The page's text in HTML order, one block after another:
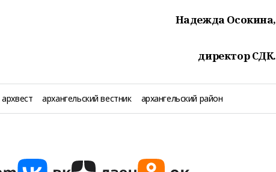
Надежда Осокина,
директор СДК.
архвест архангельский вестник архангельский район